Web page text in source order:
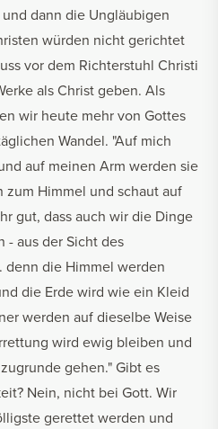
dann die Ungläubigen
würden nicht gerichtet
vor dem Richterstuhl Christi
als Christ geben. Als
wir heute mehr von Gottes
Wandel. "Auf mich
auf meinen Arm werden sie
Himmel und schaut auf
gut, dass auch wir die Dinge
- aus der Sicht des
denn die Himmel werden
die Erde wird wie ein Kleid
werden auf dieselbe Weise
wird ewig bleiben und
gehen." Gibt es
Nein, nicht bei Gott. Wir
gerettet werden und